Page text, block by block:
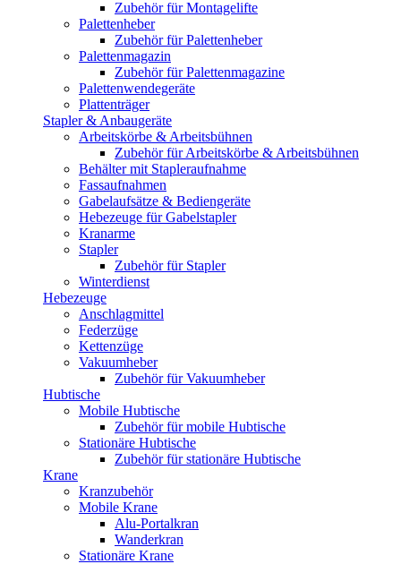
Zubehör für Montagelifte
Palettenheber
Zubehör für Palettenheber
Palettenmagazin
Zubehör für Palettenmagazine
Palettenwendegeräte
Plattenträger
Stapler & Anbaugeräte
Arbeitskörbe & Arbeitsbühnen
Zubehör für Arbeitskörbe & Arbeitsbühnen
Behälter mit Stapleraufnahme
Fassaufnahmen
Gabelaufsätze & Bediengeräte
Hebezeuge für Gabelstapler
Kranarme
Stapler
Zubehör für Stapler
Winterdienst
Hebezeuge
Anschlagmittel
Federzüge
Kettenzüge
Vakuumheber
Zubehör für Vakuumheber
Hubtische
Mobile Hubtische
Zubehör für mobile Hubtische
Stationäre Hubtische
Zubehör für stationäre Hubtische
Krane
Kranzubehör
Mobile Krane
Alu-Portalkran
Wanderkran
Stationäre Krane